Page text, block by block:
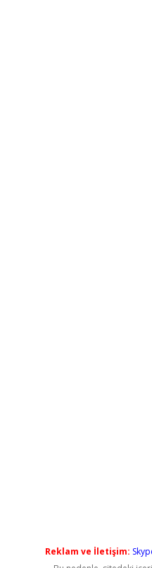
Reklam ve İletişim: